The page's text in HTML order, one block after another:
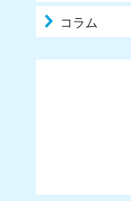
コラム